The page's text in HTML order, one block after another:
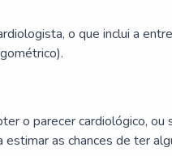
o que inclui a
o parecer cardiológico, ou
as chances de ter